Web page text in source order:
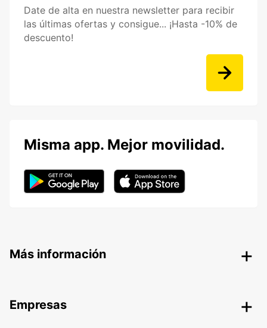
Date de alta en nuestra newsletter para recibir
las últimas ofertas y consigue... ¡Hasta -10% de
descuento!
Misma app. Mejor movilidad.
Más información
Empresas